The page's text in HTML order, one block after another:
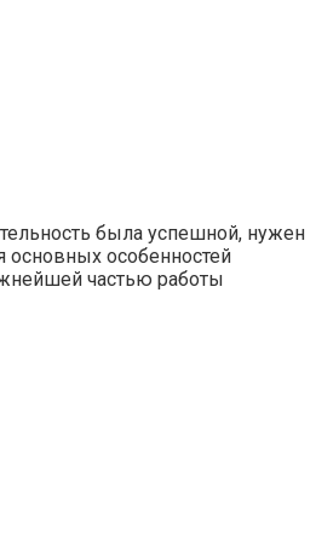
была успешной, нужен
основных особенностей
частью работы